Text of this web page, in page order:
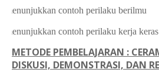
menunjukkan contoh perilaku berilmu
menunjukkan contoh perilaku kerja keras
METODE PEMBELAJARAN :
DISKUSI, DEMONSTRASI, DAN